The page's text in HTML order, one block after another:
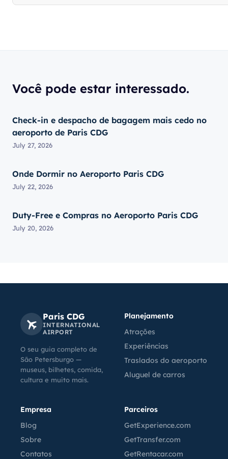
Você pode estar interessado.
Check-in e despacho de bagagem mais cedo no
aeroporto de Paris CDG
July 27, 2026
Onde Dormir no Aeroporto Paris CDG
July 22, 2026
Duty-Free e Compras no Aeroporto Paris CDG
July 20, 2026
Paris CDG
INTERNATIONAL
AIRPORT
O seu guia completo de
São Petersburgo —
museus, bilhetes, comida,
cultura e muito mais.
Planejamento
Atrações
Experiências
Traslados do aeroporto
Aluguel de carros
Empresa
Blog
Sobre
Contatos
Parceiros
GetExperience.com
GetTransfer.com
GetRentacar.com